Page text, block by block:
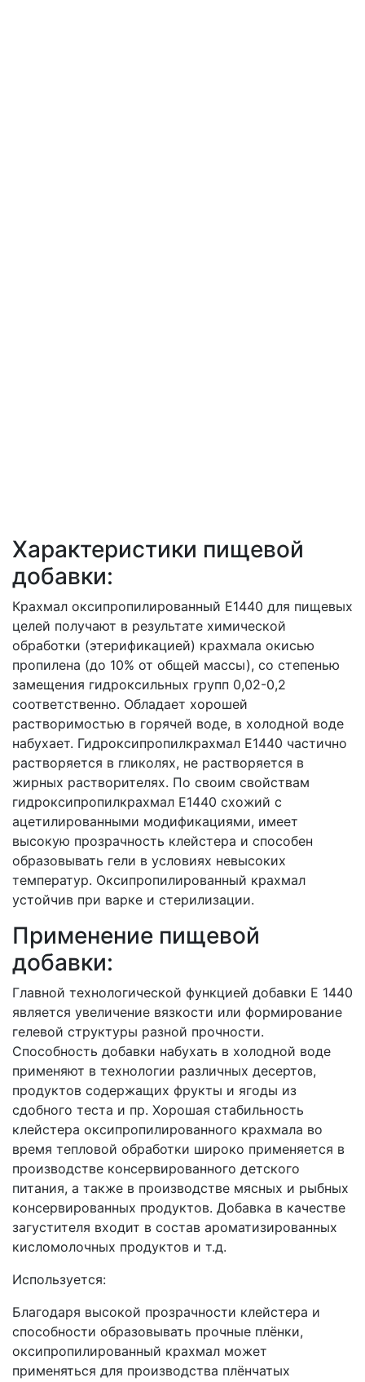
Характеристики пищевой
добавки:
Крахмал оксипропилированный Е1440 для пищевых
целей получают в результате химической
обработки (этерификацией) крахмала окисью
пропилена (до 10% от общей массы), со степенью
замещения гидроксильных групп 0,02-0,2
соответственно. Обладает хорошей
растворимостью в горячей воде, в холодной воде
набухает. Гидроксипропилкрахмал Е1440 частично
растворяется в гликолях, не растворяется в
жирных растворителях. По своим свойствам
гидроксипропилкрахмал Е1440 схожий с
ацетилированными модификациями, имеет
высокую прозрачность клейстера и способен
образовывать гели в условиях невысоких
температур. Оксипропилированный крахмал
устойчив при варке и стерилизации.
Применение пищевой
добавки:
Главной технологической функцией добавки Е 1440
является увеличение вязкости или формирование
гелевой структуры разной прочности.
Способность добавки набухать в холодной воде
применяют в технологии различных десертов,
продуктов содержащих фрукты и ягоды из
сдобного теста и пр. Хорошая стабильность
клейстера оксипропилированного крахмала во
время тепловой обработки широко применяется в
производстве консервированного детского
питания, а также в производстве мясных и рыбных
консервированных продуктов. Добавка в качестве
загустителя входит в состав ароматизированных
кисломолочных продуктов и т.д.
Используется:
Благодаря высокой прозрачности клейстера и
способности образовывать прочные плёнки,
оксипропилированный крахмал может
применяться для производства плёнчатых